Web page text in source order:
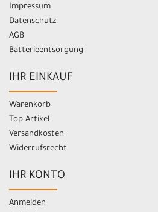
Impressum
Datenschutz
AGB
Batterieentsorgung
IHR EINKAUF
Warenkorb
Top Artikel
Versandkosten
Widerrufsrecht
IHR KONTO
Anmelden